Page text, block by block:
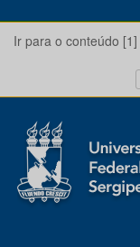
Ir para o conteúdo [1]